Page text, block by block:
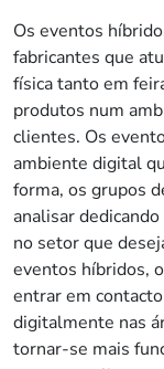
Os eventos
fabricantes que
física tanto em
produtos num
clientes. Os
ambiente digital
forma, os grupos
analisar
no setor que
eventos híbridos,
entrar em
digitalmente nas
tornar-se mais